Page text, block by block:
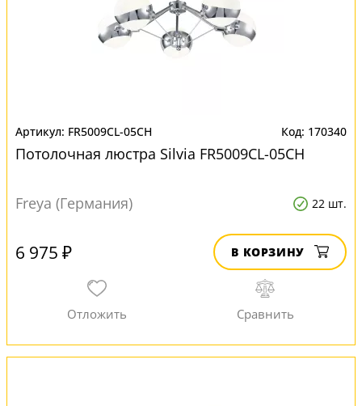
FR5009CL-05CH 170340
Потолочная люстра Silvia FR5009CL-05CH
Freya (Германия) 22 шт.
6 975 ₽ В КОРЗИНУ